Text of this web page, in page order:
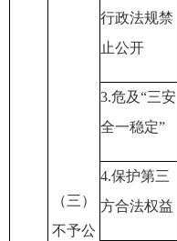
（三）
不予公
行政法规禁
止公开
3.危及“三安
全一稳定”
4.保护第三
方合法权益